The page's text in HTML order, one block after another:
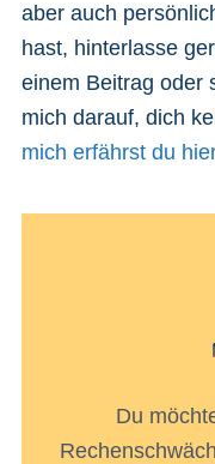
aber auch
hast, hinterlasse
einem Beitrag oder
mich darauf, dich
mich erfährst du hier
Du